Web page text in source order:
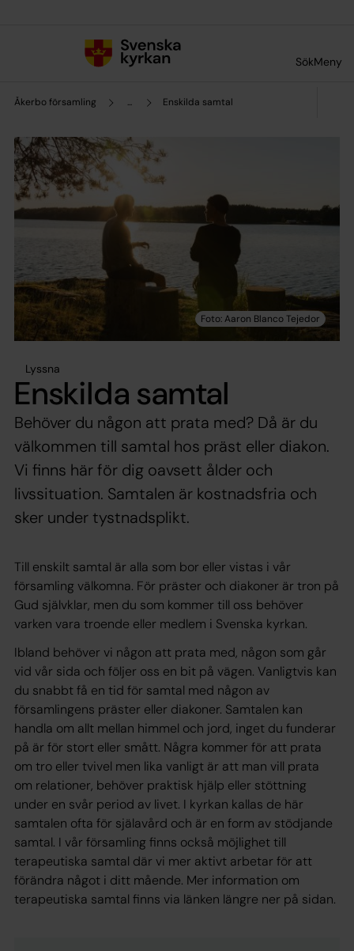
SökMeny
Åkerbo församling ... Enskilda samtal
Lyssna
Enskilda samtal
Behöver du någon att prata med? Då är du
välkommen till samtal hos präst eller diakon.
Vi finns här för dig oavsett ålder och
livssituation. Samtalen är kostnadsfria och
sker under tystnadsplikt.
Till enskilt samtal är alla som bor eller vistas i vår
församling välkomna. För präster och diakoner är tron på
Gud självklar, men du som kommer till oss behöver
varken vara troende eller medlem i Svenska kyrkan.
Ibland behöver vi någon att prata med, någon som går
vid vår sida och följer oss en bit på vägen. Vanligtvis kan
du snabbt få en tid för samtal med någon av
församlingens präster eller diakoner. Samtalen kan
handla om allt mellan himmel och jord, inget du funderar
på är för stort eller smått. Några kommer för att prata
om tro eller tvivel men lika vanligt är att man vill prata
om relationer, behöver praktisk hjälp eller stöttning
under en svår period av livet. I kyrkan kallas de här
samtalen ofta för själavård och är en form av stödjande
samtal. I vår församling finns också möjlighet till
terapeutiska samtal där vi mer aktivt arbetar för att
förändra något i ditt mående. Mer information om
terapeutiska samtal finns via länken längre ner på sidan.